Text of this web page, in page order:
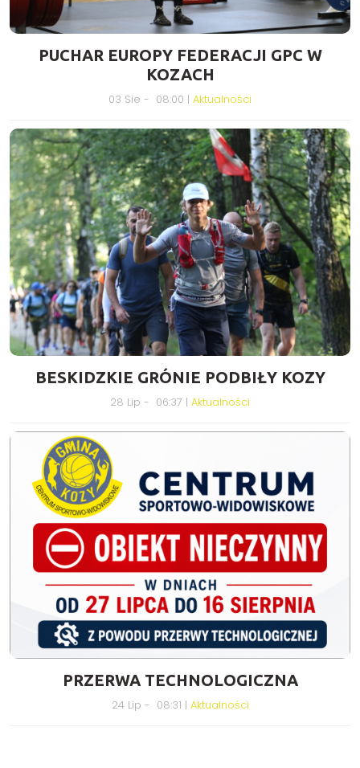
PUCHAR EUROPY FEDERACJI GPC W
KOZACH
03 Sie - 08:00 | Aktualności
BESKIDZKIE GRÓNIE PODBIŁY KOZY
28 Lip - 06:37 | Aktualności
PRZERWA TECHNOLOGICZNA
24 Lip - 08:31 | Aktualności